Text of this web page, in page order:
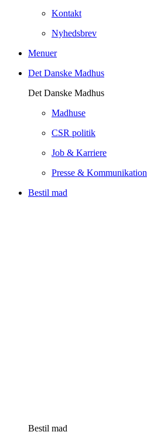
Kontakt
Nyhedsbrev
Menuer
Det Danske Madhus
Det Danske Madhus
Madhuse
CSR politik
Job & Karriere
Presse & Kommunikation
Bestil mad
Bestil mad